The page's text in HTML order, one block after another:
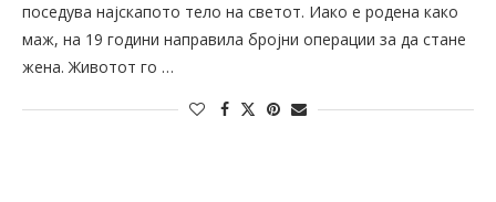
поседува најскапото тело на светот. Иако е родена како
маж, на 19 години направила бројни операции за да стане
жена. Животот го …